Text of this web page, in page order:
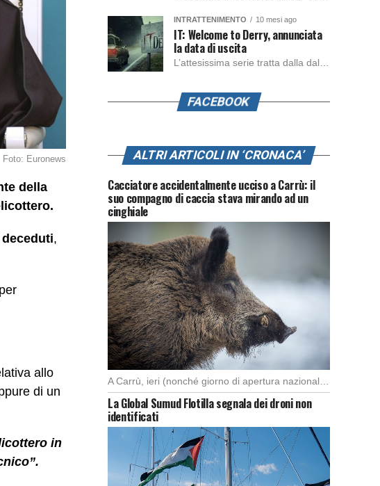
Foto: Euronews
della
deceduti,
per
allo
di un
in
INTRATTENIMENTO 10 mesi ago
IT: Welcome to Derry, annunciata
la data di uscita
FACEBOOK
ALTRI ARTICOLI IN ‘CRONACA’
Cacciatore accidentalmente ucciso a Carrù: il
suo compagno di caccia stava mirando ad un
cinghiale
A Carrù, ieri (nonché giorno di apertura nazionale della caccia al cinghiale), è morto un […]
La Global Sumud Flotilla segnala dei droni non
identificati